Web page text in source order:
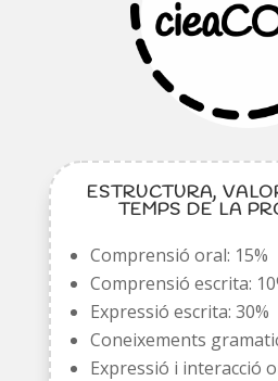
ESTRUCTURA,
TEMPS DE LA
Comprensió oral: 15%
Comprensió escrita:
Expressió escrita: 30%
Coneixements
Expressió i interacció